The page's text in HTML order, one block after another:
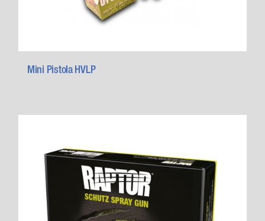
Mini Pistola HVLP